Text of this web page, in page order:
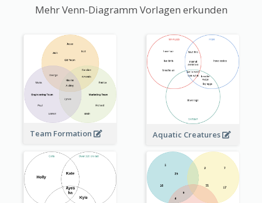
Mehr Venn-Diagramm Vorlagen erkunden
Team Formation Aquatic Creatures